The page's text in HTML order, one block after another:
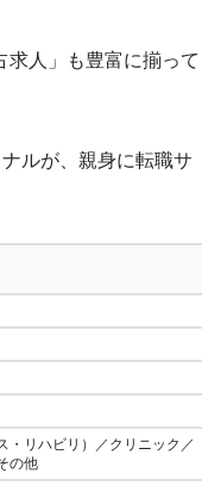
求人」も豊富に揃って
ルが、親身に転職サ
・リハビリ）／クリニック／
の他